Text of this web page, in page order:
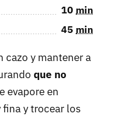
10 min
45 min
cazo y mantener a
que no
evapore en
y trocear los